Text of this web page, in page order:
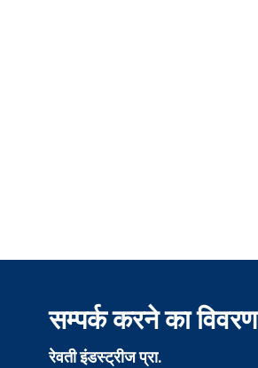
सम्पर्क करने का विवरण
रेवती इंडस्ट्रीज प्रा.